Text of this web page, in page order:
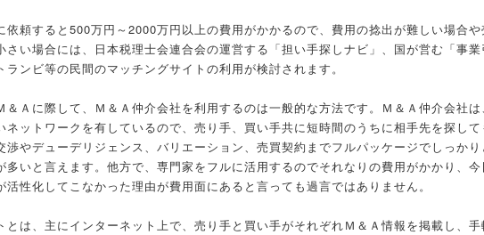
依頼すると500万円～2000万円以上の費用がかかるので、費用の捻出が難しい場合や
さい場合には、日本税理士会連合会の運営する「担い手探しナビ」、国が営む「事業
ランビ等の民間のマッチングサイトの利用が検討されます。
＆Ａに際して、Ｍ＆Ａ仲介会社を利用するのは一般的な方法です。Ｍ＆Ａ仲介会社は
ネットワークを有しているので、売り手、買い手共に短時間のうちに相手先を探して
渉やデューデリジェンス、バリエーション、売買契約までフルパッケージでしっかり
多いと言えます。他方で、専門家をフルに活用するのでそれなりの費用がかかり、今
活性化してこなかった理由が費用面にあると言っても過言ではありません。
とは、主にインターネット上で、売り手と買い手がそれぞれＭ＆Ａ情報を掲載し、